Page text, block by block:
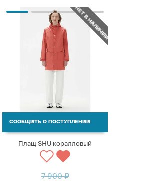
НЕТ В НАЛИЧИИ
СООБЩИТЬ О ПОСТУПЛЕНИИ
Плащ SHU коралловый
7 900₽